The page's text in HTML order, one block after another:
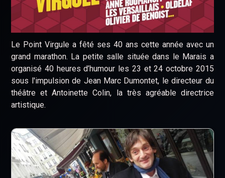
Le Point Virgule a fêté ses 40 ans cette année avec un
grand marathon. La petite salle située dans le Marais a
organisé 40 heures d’humour les 23 et 24 octobre 2015
sous l'impulsion de Jean Marc Dumontet, le directeur du
théâtre et Antoinette Colin, la très agréable directrice
artistique.